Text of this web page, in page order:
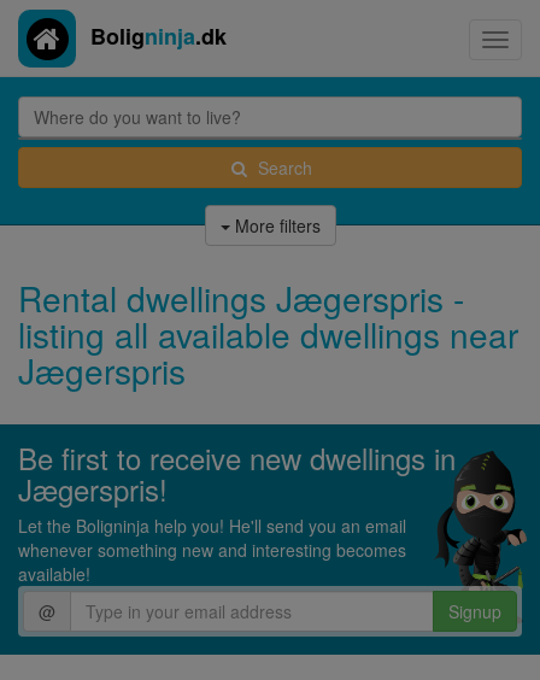
Boligninja.dk
Search
More filters
Rental dwellings Jægerspris -
listing all available dwellings near
Jægerspris
Be first to receive new dwellings in
Jægerspris!
Let the Boligninja help you! He'll send you an email
whenever something new and interesting becomes
available!
@
Signup